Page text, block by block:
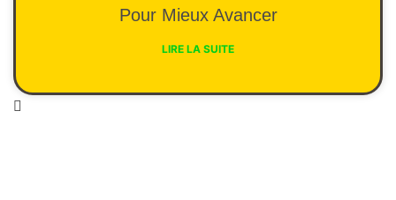
Pour Mieux Avancer
LIRE LA SUITE